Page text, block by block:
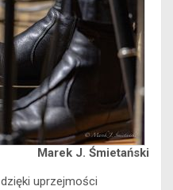
Marek J. Śmietański
uprzejmości